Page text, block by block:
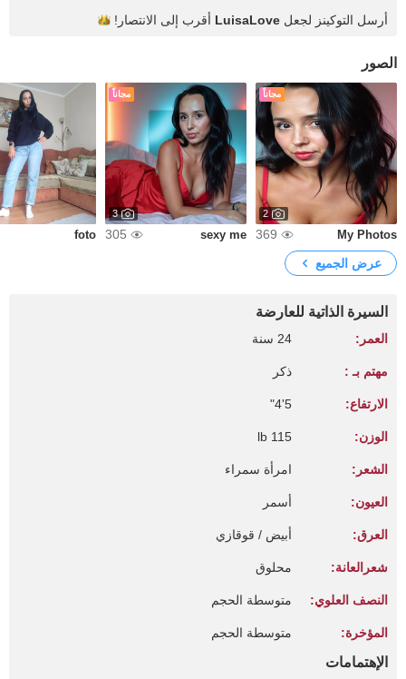
أرسل التوكينز لجعل LuisaLove أقرب إلى الانتصار!
الصور
مجاناً
2
My Photos
369
مجاناً
3
sexy me
305
foto
عرض الجميع
السيرة الذاتية للعارضة
العمر: 24 سنة
مهتم بـ : ذكر
الارتفاع: 5'4"
الوزن: 115 lb
الشعر: امرأة سمراء
العيون: أسمر
العرق: أبيض / قوقازي
شعرالعانة: محلوق
النصف العلوي: متوسطة الحجم
المؤخرة: متوسطة الحجم
الإهتمامات